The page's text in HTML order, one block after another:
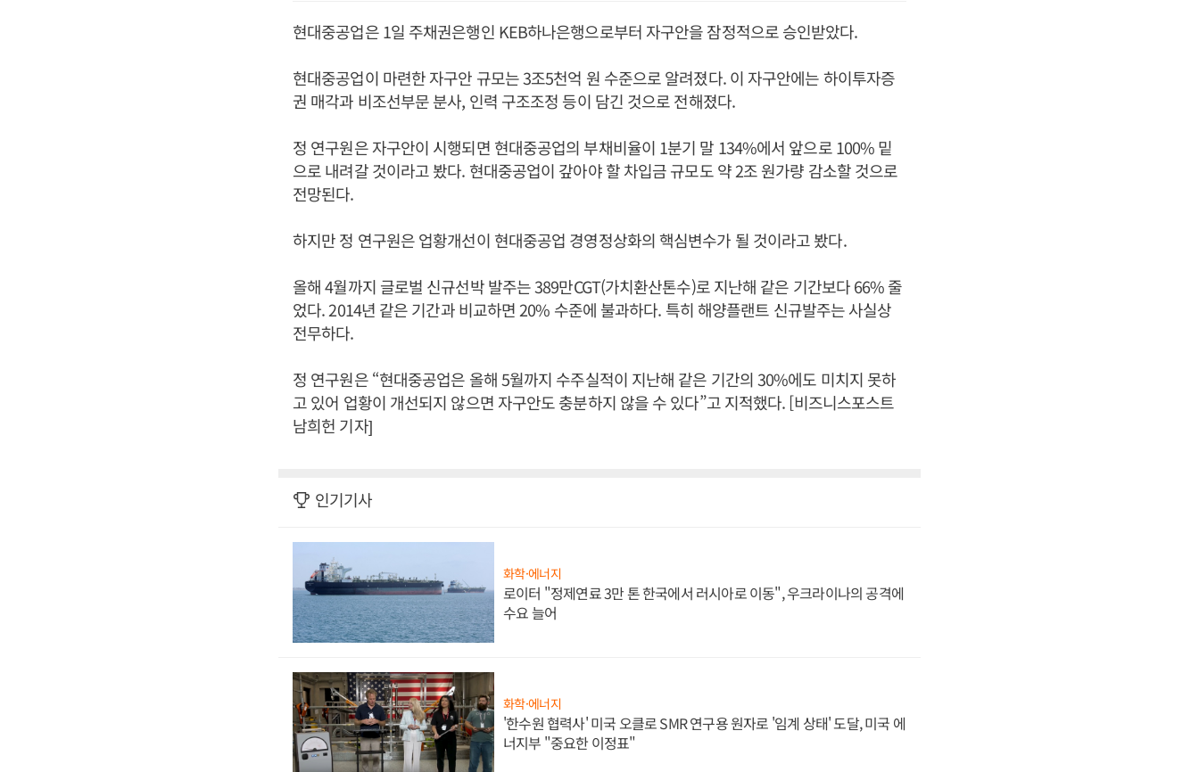
현대중공업은 1일 주채권은행인 KEB하나은행으로부터 자구안을 잠정적으로 승인받았다.
현대중공업이 마련한 자구안 규모는 3조5천억 원 수준으로 알려졌다. 이 자구안에는 하이투자증
권 매각과 비조선부문 분사, 인력 구조조정 등이 담긴 것으로 전해졌다.
정 연구원은 자구안이 시행되면 현대중공업의 부채비율이 1분기 말 134%에서 앞으로 100% 밑
으로 내려갈 것이라고 봤다. 현대중공업이 갚아야 할 차입금 규모도 약 2조 원가량 감소할 것으로
전망된다.
하지만 정 연구원은 업황개선이 현대중공업 경영정상화의 핵심변수가 될 것이라고 봤다.
올해 4월까지 글로벌 신규선박 발주는 389만CGT(가치환산톤수)로 지난해 같은 기간보다 66% 줄
었다. 2014년 같은 기간과 비교하면 20% 수준에 불과하다. 특히 해양플랜트 신규발주는 사실상
전무하다.
정 연구원은 “현대중공업은 올해 5월까지 수주실적이 지난해 같은 기간의 30%에도 미치지 못하
고 있어 업황이 개선되지 않으면 자구안도 충분하지 않을 수 있다”고 지적했다. [비즈니스포스트
남희헌 기자]
인기기사
화학·에너지
로이터 "정제연료 3만 톤 한국에서 러시아로 이동", 우크라이나의 공격에
수요 늘어
화학·에너지
'한수원 협력사' 미국 오클로 SMR 연구용 원자로 '임계 상태' 도달, 미국 에
너지부 "중요한 이정표"